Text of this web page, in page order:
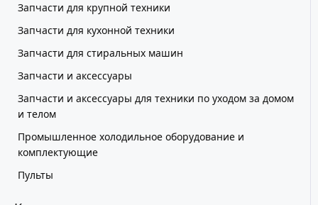
Запчасти для крупной техники
Запчасти для кухонной техники
Запчасти для стиральных машин
Запчасти и аксессуары
Запчасти и аксессуары для техники по уходом за домом
и телом
Промышленное холодильное оборудование и
комплектующие
Пульты